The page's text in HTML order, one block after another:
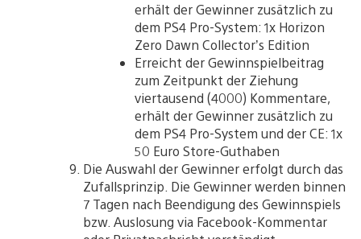
erhält der Gewinner zusätzlich zu
dem PS4 Pro-System: 1x Horizon
Zero Dawn Collector’s Edition
Erreicht der Gewinnspielbeitrag
zum Zeitpunkt der Ziehung
viertausend (4000) Kommentare,
erhält der Gewinner zusätzlich zu
dem PS4 Pro-System und der CE: 1x
50 Euro Store-Guthaben
Die Auswahl der Gewinner erfolgt durch das
Zufallsprinzip. Die Gewinner werden binnen
7 Tagen nach Beendigung des Gewinnspiels
bzw. Auslosung via Facebook-Kommentar